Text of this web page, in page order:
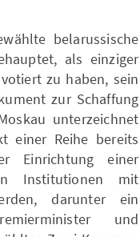
belarussische
als einziger
zu haben, sein
zur Schaffung
unterzeichnet
einer Reihe bereits
Einrichtung einer
Institutionen mit
darunter ein
und